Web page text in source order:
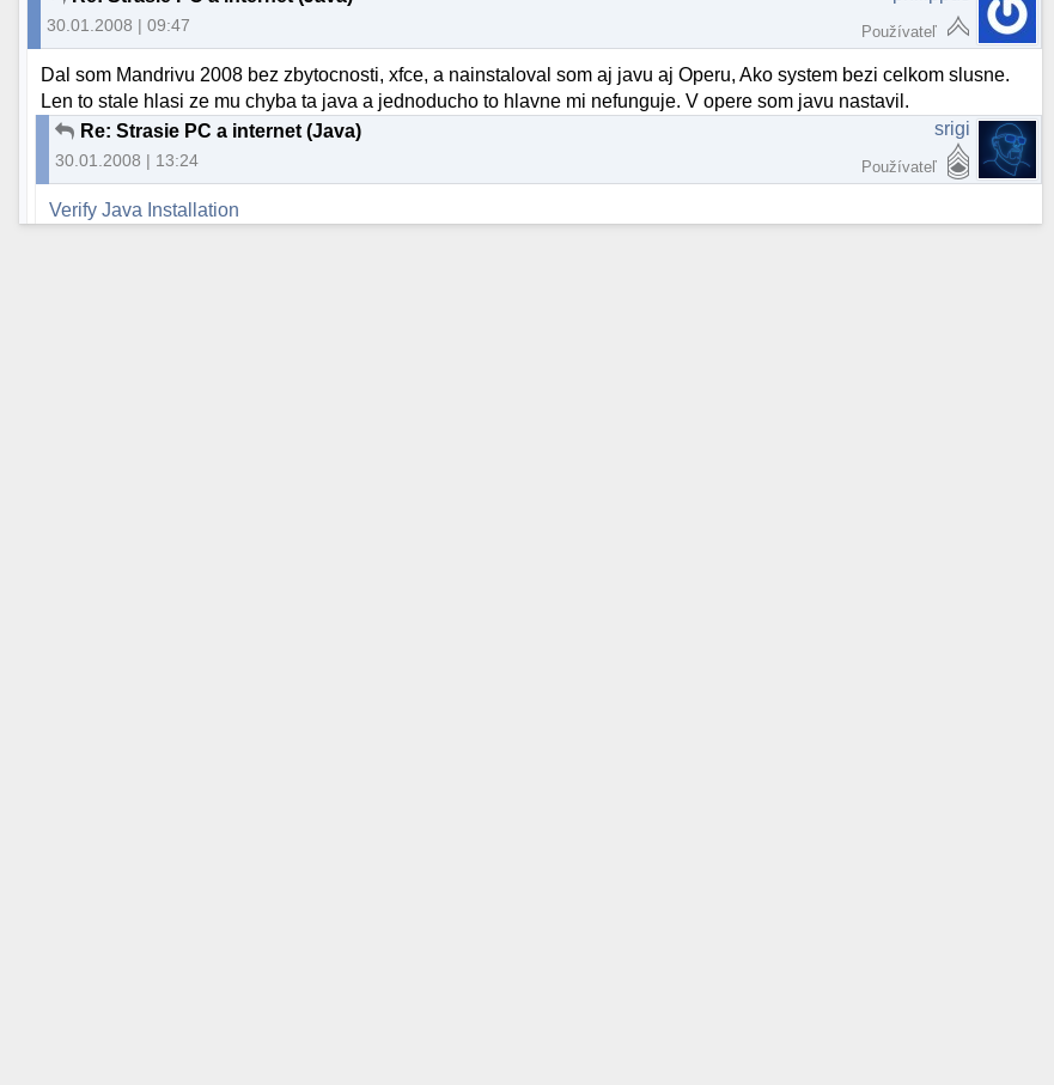
30.01.2008 | 09:47 Používateľ
Dal som Mandrivu 2008 bez zbytocnosti, xfce, a nainstaloval som aj javu aj Operu, Ako system bezi celkom slusne.
Len to stale hlasi ze mu chyba ta java a jednoducho to hlavne mi nefunguje. V opere som javu nastavil.
Re: Strasie PC a internet (Java)
30.01.2008 | 13:24
srigi
Používateľ
Verify Java Installation